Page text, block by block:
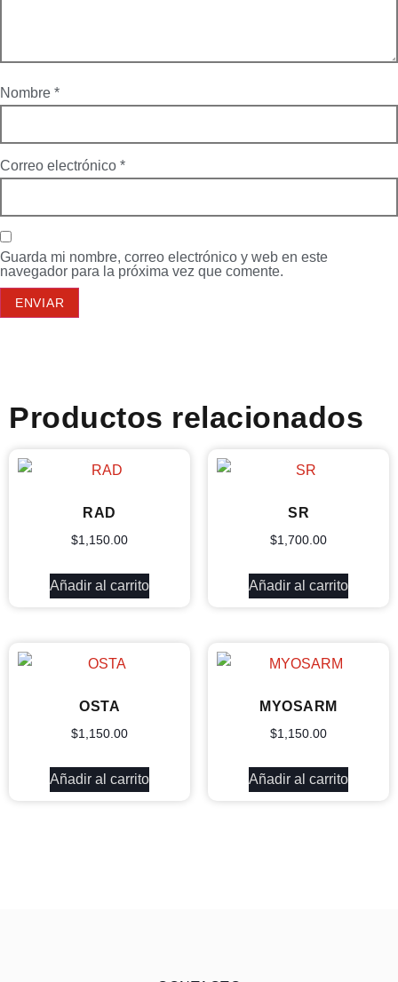
Nombre *
Correo electrónico *
Guarda mi nombre, correo electrónico y web en este
navegador para la próxima vez que comente.
Productos relacionados
RAD
$1,150.00
Añadir al carrito
SR
$1,700.00
Añadir al carrito
OSTA
$1,150.00
Añadir al carrito
MYOSARM
$1,150.00
Añadir al carrito